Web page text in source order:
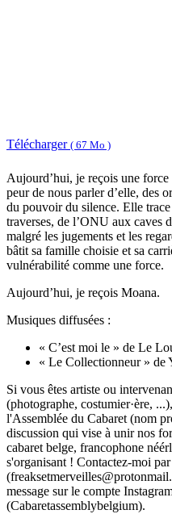
Télécharger ( 67 Mo )
Aujourd’hui, je reçois une
peur de nous parler d’elle, des
du pouvoir du silence. Elle
traverses, de l’ONU aux caves
malgré les jugements et les
bâtit sa famille choisie et sa
vulnérabilité comme une force.
Aujourd’hui, je reçois Moana.
Musiques diffusées :
« C’est moi le » de Le
« Le Collectionneur » de
Si vous êtes artiste ou
(photographe, costumier·ère,
l'Assemblée du Cabaret (nom
discussion qui vise à unir nos
cabaret belge, francophone
s'organisant ! Contactez-moi
message sur le compte
(Cabaretassemblybelgium).